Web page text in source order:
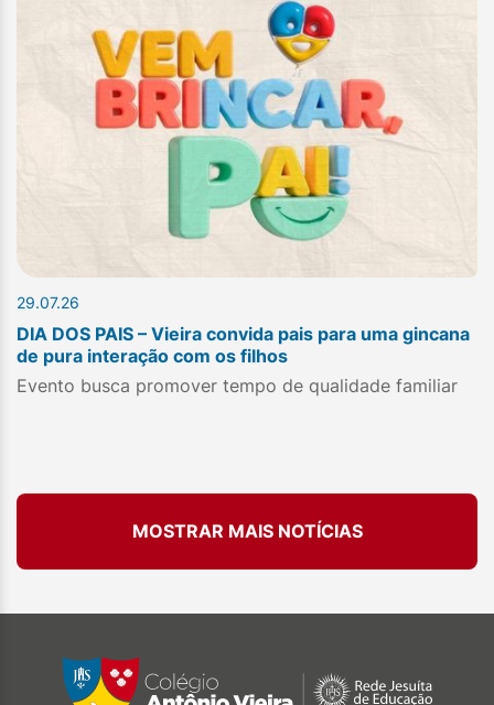
29.07.26
DIA DOS PAIS – Vieira convida pais para uma gincana
de pura interação com os filhos
Evento busca promover tempo de qualidade familiar
MOSTRAR MAIS NOTÍCIAS